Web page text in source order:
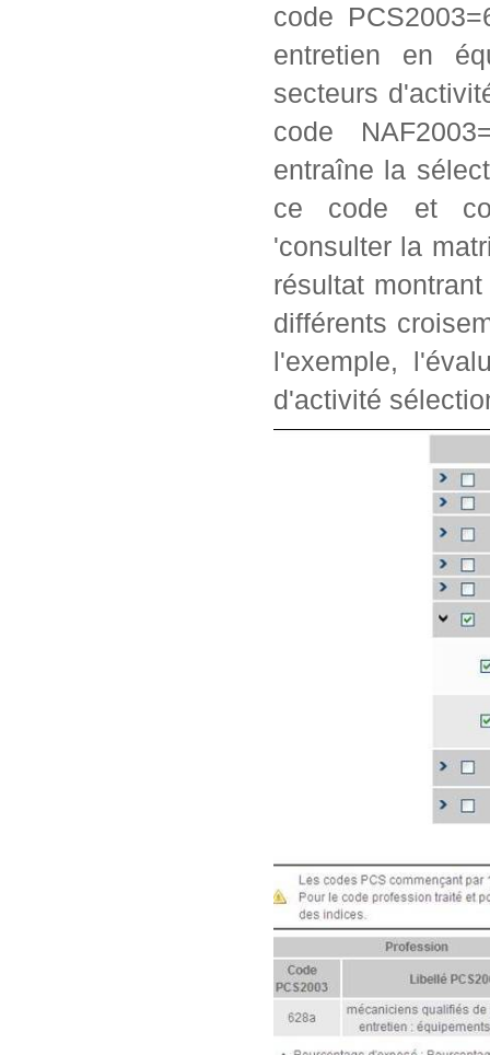
code
entretien en
secteurs
code
entraîne la
ce code et
'consulter la
résultat
différents
l'exemple,
d'activité